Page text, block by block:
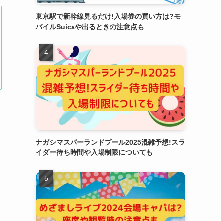
東京駅で新幹線見るだけ!入場券の買い方は?モ
バイルSuicaや出るときの注意点も
ナガシマスパーランドプール2025混雑予想!スラ
イダー待ち時間や入場制限についても